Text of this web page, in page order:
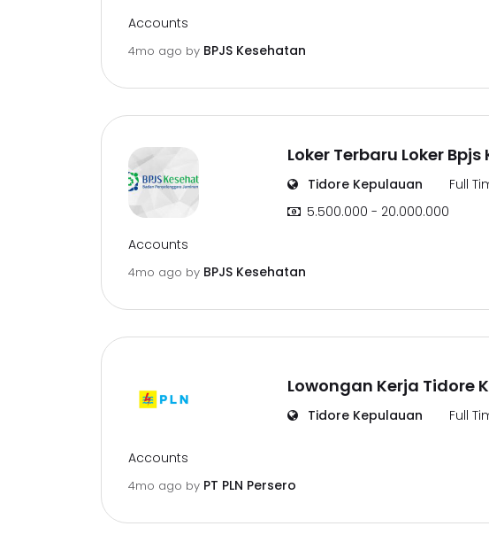
Accounts
4mo ago by BPJS Kesehatan
Loker Terbaru Loker
Tidore Kepulauan
Full
5.500.000 - 20.000.000
Accounts
4mo ago by BPJS Kesehatan
Lowongan Kerja Tidore
Tidore Kepulauan Full
Accounts
4mo ago by PT PLN Persero